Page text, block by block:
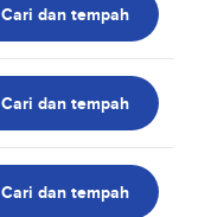
Cari dan tempah
Cari dan tempah
Cari dan tempah